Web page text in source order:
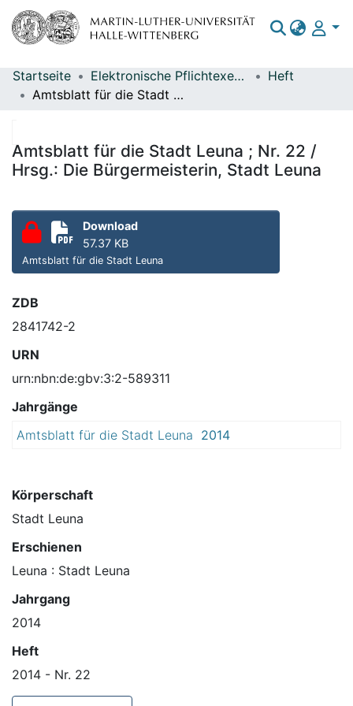
Bereiche & Sammlungen
Statistiken
Startseite Elektronische Pflichtexemplare
Heft
Amtsblatt für die Stadt Leuna ; Nr. 22 / Hrsg.: Die Bürgermeisterin, Stadt Leuna
Amtsblatt für die Stadt Leuna ; Nr. 22 /
Hrsg.: Die Bürgermeisterin, Stadt Leuna
Download
57.37 KB
Amtsblatt für die Stadt Leuna
ZDB
2841742-2
URN
urn:nbn:de:gbv:3:2-589311
Jahrgänge
Amtsblatt für die Stadt Leuna 2014
Körperschaft
Stadt Leuna
Erschienen
Leuna : Stadt Leuna
Jahrgang
2014
Heft
2014 - Nr. 22